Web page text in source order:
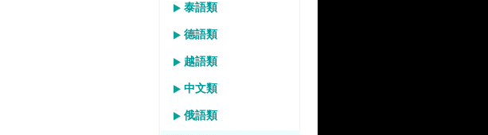
泰語類
德語類
越語類
中文類
俄語類